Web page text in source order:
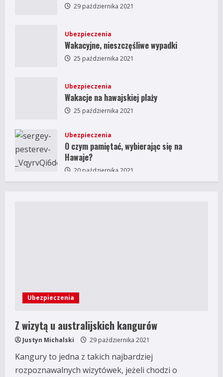
29 października 2021
Ubezpieczenia
Wakacyjne, nieszczęśliwe wypadki
25 października 2021
Ubezpieczenia
Wakacje na hawajskiej plaży
25 października 2021
Ubezpieczenia
O czym pamiętać, wybierając się na
Hawaje?
20 października 2021
Ubezpieczenia
Z wizytą u australijskich kangurów
Justyn Michalski 29 października 2021
Kangury to jedna z takich najbardziej
rozpoznawalnych wizytówek, jeżeli chodzi o